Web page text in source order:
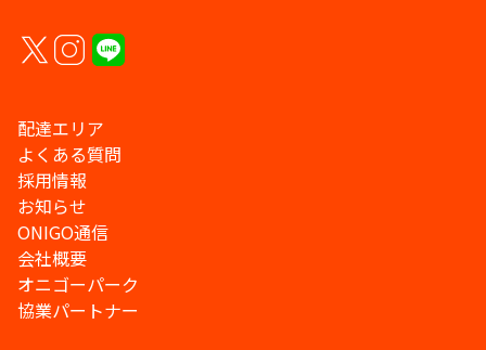
配達エリア
よくある質問
採用情報
お知らせ
ONIGO通信
会社概要
オニゴーパーク
協業パートナー